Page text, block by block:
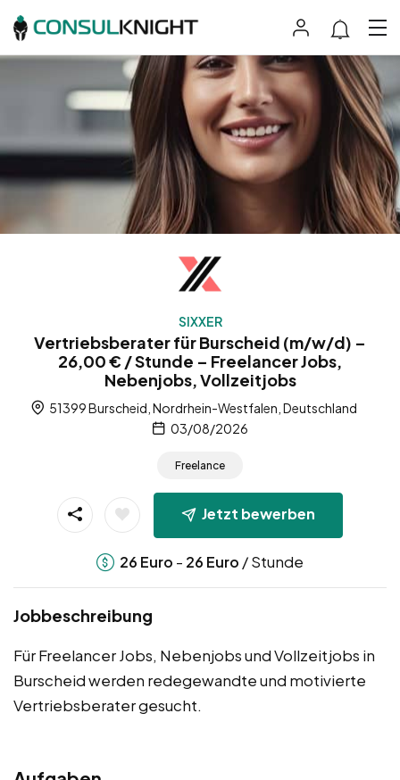
SIXXER
Vertriebsberater für Burscheid (m/w/d) –
26,00 € / Stunde – Freelancer Jobs,
Nebenjobs, Vollzeitjobs
51399 Burscheid, Nordrhein-Westfalen, Deutschland
03/08/2026
Freelance
Jetzt bewerben
26 Euro - 26 Euro / Stunde
Jobbeschreibung
Für Freelancer Jobs, Nebenjobs und Vollzeitjobs in
Burscheid werden redegewandte und motivierte
Vertriebsberater gesucht.